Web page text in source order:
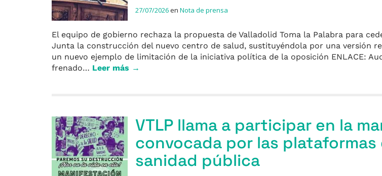
27/07/2026en Nota de prensa
El equipo de gobierno rechaza la propuesta de Valladolid Toma la Palabra para
Junta la construcción del nuevo centro de salud, sustituyéndola por una versión
un nuevo ejemplo de limitación de la iniciativa política de la oposición ENLACE:
frenado… Leer más →
VTLP llama a participar en la
convocada por las plataformas
sanidad pública